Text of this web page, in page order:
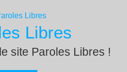
Libres
site Paroles Libres !